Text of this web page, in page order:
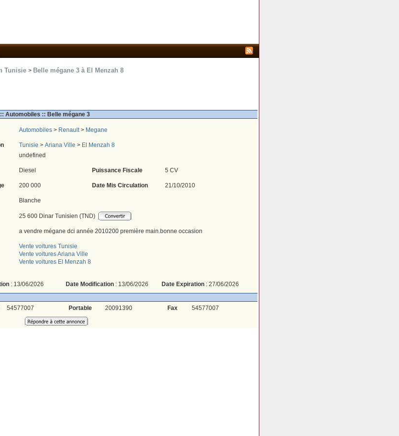
Tunisie > Belle mégane 3 à El Menzah 8
Automobiles :: Belle mégane 3
Automobiles> Renault> Megane
Tunisie > Ariana Ville > El Menzah 8
undefined
Diesel Puissance Fiscale 5 CV
200 000 Date Mis Circulation 21/10/2010
Blanche
25 600 Dinar Tunisien (TND)
a vendre mégane dci année 2010200 première main.bonne occasion
Vente voitures Tunisie
Vente voitures Ariana Ville
Vente voitures El Menzah 8
: 13/06/2026 Date Modification: 13/06/2026 Date Expiration: 27/06/2026
54577007 Portable 20091390 Fax
54577007